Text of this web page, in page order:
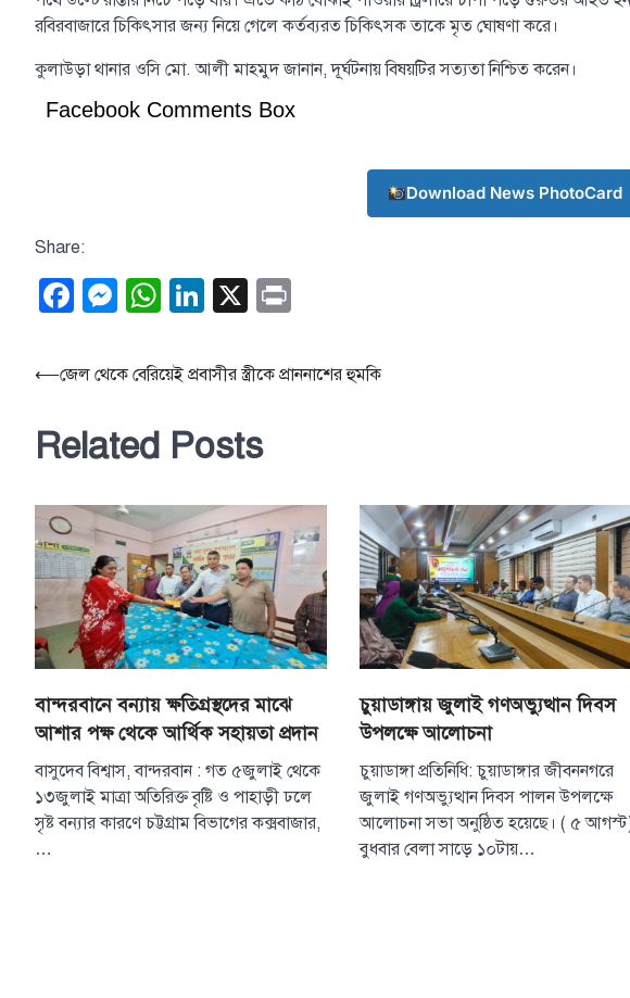
রবিরবাজারে চিকিৎসার জন্য নিয়ে গেলে কর্তব্যরত চিকিৎসক তাকে মৃত ঘোষণা করে।
কুলাউড়া থানার ওসি মো. আলী মাহমুদ জানান, দূর্ঘটনায় বিষয়টির সত্যতা নিশ্চিত করেন।
Facebook Comments Box
Download News PhotoCard
Share:
Facebook
Messenger
WhatsApp
LinkedIn
X
Post
⟵জেল থেকে বেরিয়েই প্রবাসীর স্ত্রীকে প্রাননাশের হুমকি
Related Posts
বান্দরবানে বন্যায় ক্ষতিগ্রস্থদের মাঝে
আশার পক্ষ থেকে আর্থিক সহায়তা প্রদান
বাসুদেব বিশ্বাস, বান্দরবান : গত ৫জুলাই থেকে
১৩জুলাই মাত্রা অতিরিক্ত বৃষ্টি ও পাহাড়ী ঢলে
সৃষ্ট বন্যার কারণে চট্টগ্রাম বিভাগের কক্সবাজার,
…
চুয়াডাঙ্গায় জুলাই গণঅভ্যুত্থান দিবস
উপলক্ষে আলোচনা
চুয়াডাঙ্গা প্রতিনিধি: চুয়াডাঙ্গার জীবননগরে
জুলাই গণঅভ্যুত্থান দিবস পালন উপলক্ষে
আলোচনা সভা অনুষ্ঠিত হয়েছে। ( ৫
বুধবার বেলা সাড়ে ১০টায়…